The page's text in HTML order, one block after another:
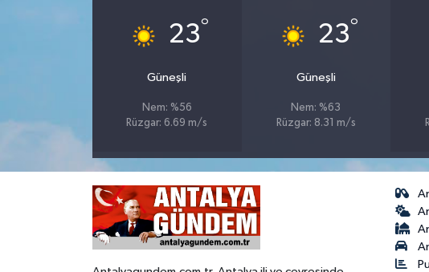
23°
Güneşli
Nem: %56
Rüzgar: 6.69 m/s
23°
Güneşli
Nem: %63
Rüzgar: 8.31 m/s